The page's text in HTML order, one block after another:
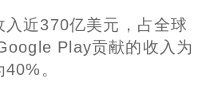
近370亿美元，占全球
Play贡献的收入为
。